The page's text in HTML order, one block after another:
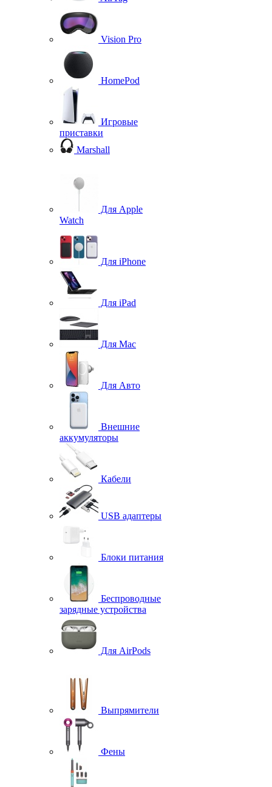
Vision Pro
HomePod
Игровые
приставки
Marshall
Для Apple
Watch
Для iPhone
Для iPad
Для Mac
Для Авто
Внешние
аккумуляторы
Кабели
USB адаптеры
Блоки питания
Беспроводные
зарядные устройства
Для AirPods
Выпрямители
Фены